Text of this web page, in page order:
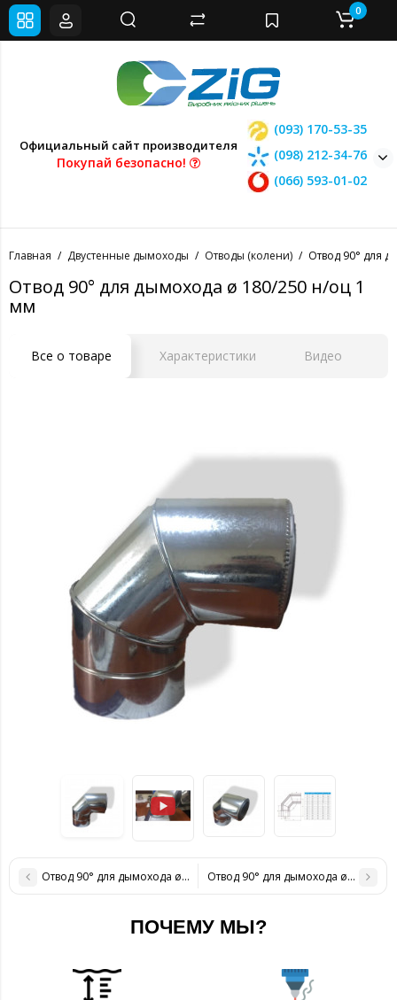
Официальный сайт производителя
Покупай безопасно!
(093) 170-53-35
(098) 212-34-76
(066) 593-01-02
0
Главная Двустенные дымоходы Отводы (колени) Отвод 90° для
Отвод 90° для дымохода ø 180/250 н/оц 1
мм
Все о товаре Характеристики Видео
Отвод 90° для дымохода ø 160/220 н/оц 1 ммОтвод 90° для дымохода ø 200/260
ПОЧЕМУ МЫ?